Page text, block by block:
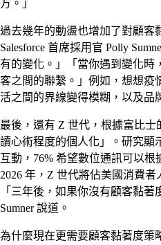
方。」
過去幾年的動盪也增加了對顧客
Salesforce 首席採用官 Polly
有的變化。」「當你遇到變化時
客之間的聯繫。」例如，想想疫
活之間的界線變得模糊，以及品
最後，還有 Z 世代，根據富比士
讀心術程度的個人化」。研究顯
互動，76% 希望數位通訊可以根
2026 年，Z 世代將佔美國消費者
「三年後，如果你沒有顧客黏著
Sumner 說道。
為什麼現在更需要顧客黏著度策